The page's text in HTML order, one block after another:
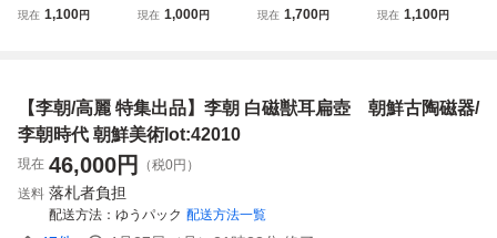
白磁 朝鮮古陶磁
現在 1,100円
白磁 小壺 雨
現在 1,000円
白磁 染付 花
現在 1,700円
美術 李朝時代
現在 1,100円
【李朝/高麗 特集出品】李朝 白磁獣耳扁壺 朝鮮古陶磁器/
李朝時代 朝鮮美術lot:42010
現在 46,000円
（税0円）
送料 落札者負担
配送方法 ゆうパック 配送方法一覧